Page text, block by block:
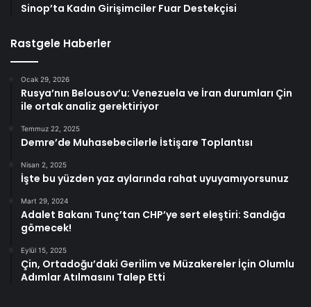
Sinop’ta Kadın Girişimciler Fuar Destekçisi
Rastgele Haberler
Ocak 29, 2026
Rusya’nın Belousov’u: Venezuela ve İran durumları Çin
ile ortak analiz gerektiriyor
Temmuz 22, 2025
Demre’de Muhasebecilerle İstişare Toplantısı
Nisan 2, 2025
İşte bu yüzden yaz aylarında rahat uyuyamıyorsunuz
Mart 29, 2024
Adalet Bakanı Tunç’tan CHP’ye sert eleştiri: Sandığa
gömecek!
Eylül 15, 2025
Çin, Ortadoğu’daki Gerilim ve Müzakereler İçin Olumlu
Adımlar Atılmasını Talep Etti